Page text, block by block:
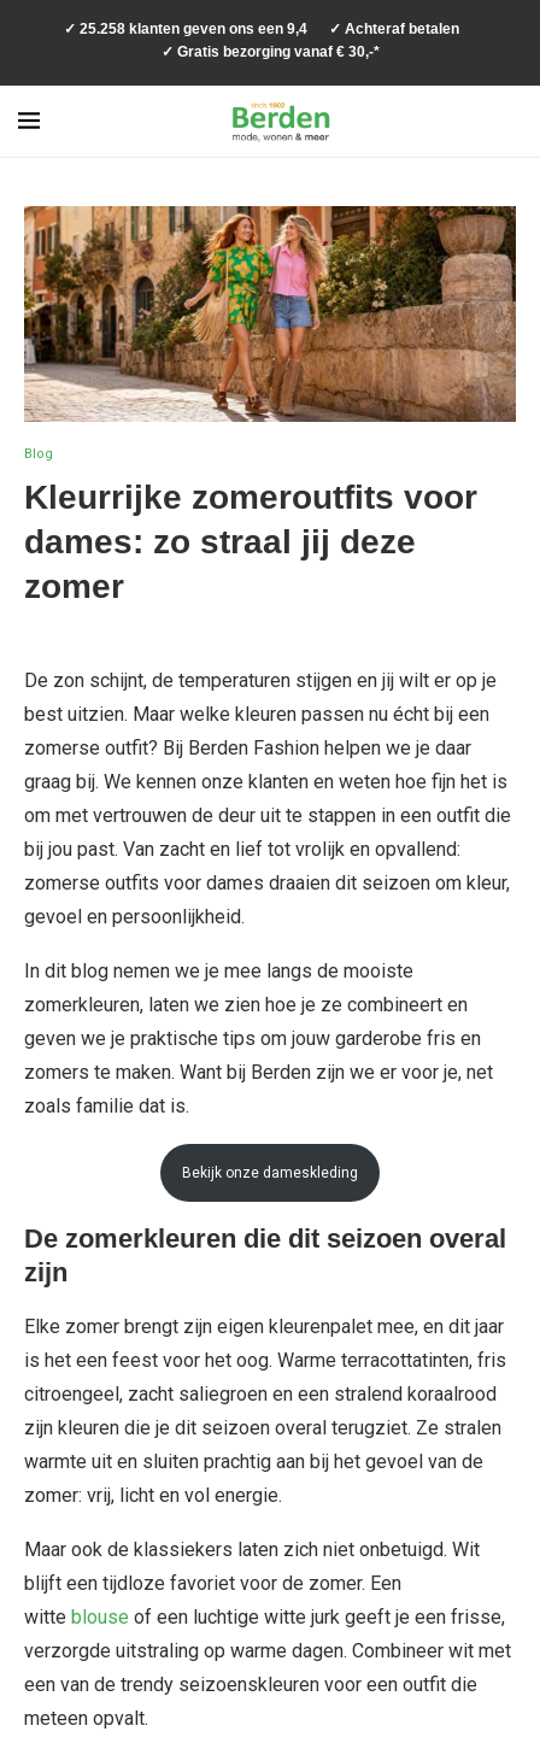
✓ 25.258 klanten geven ons een 9,4
✓ Achteraf betalen
✓ Gratis bezorging vanaf € 30,-*
Blog
Kleurrijke zomeroutfits voor
dames: zo straal jij deze
zomer
De zon schijnt, de temperaturen stijgen en jij wilt er op je
best uitzien. Maar welke kleuren passen nu écht bij een
zomerse outfit? Bij Berden Fashion helpen we je daar
graag bij. We kennen onze klanten en weten hoe fijn het is
om met vertrouwen de deur uit te stappen in een outfit die
bij jou past. Van zacht en lief tot vrolijk en opvallend:
zomerse outfits voor dames draaien dit seizoen om kleur,
gevoel en persoonlijkheid.
In dit blog nemen we je mee langs de mooiste
zomerkleuren, laten we zien hoe je ze combineert en
geven we je praktische tips om jouw garderobe fris en
zomers te maken. Want bij Berden zijn we er voor je, net
zoals familie dat is.
Bekijk onze dameskleding
De zomerkleuren die dit seizoen overal
zijn
Elke zomer brengt zijn eigen kleurenpalet mee, en dit jaar
is het een feest voor het oog. Warme terracottatinten, fris
citroengeel, zacht saliegroen en een stralend koraalrood
zijn kleuren die je dit seizoen overal terugziet. Ze stralen
warmte uit en sluiten prachtig aan bij het gevoel van de
zomer: vrij, licht en vol energie.
Maar ook de klassiekers laten zich niet onbetuigd. Wit
blijft een tijdloze favoriet voor de zomer. Een
witte blouse of een luchtige witte jurk geeft je een frisse,
verzorgde uitstraling op warme dagen. Combineer wit met
een van de trendy seizoenskleuren voor een outfit die
meteen opvalt.